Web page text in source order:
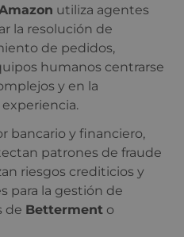
utiliza agentes
la resolución de
de pedidos,
humanos centrarse
y en la
bancario y financiero,
patrones de fraude
riesgos crediticios y
para la gestión de
de Betterment o